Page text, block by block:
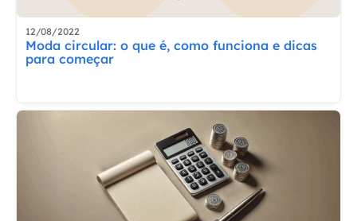
12/08/2022
Moda circular: o que é, como funciona e dicas
para começar